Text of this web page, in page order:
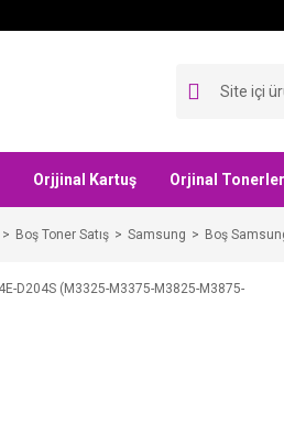
Orjjinal Kartuş Orjinal Tonerler
Boş Toner Satış Samsung Boş